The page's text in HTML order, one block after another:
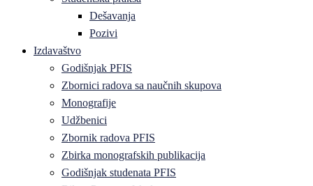
Dešavanja
Pozivi
Izdavaštvo
Godišnjak PFIS
Zbornici radova sa naučnih skupova
Monografije
Udžbenici
Zbornik radova PFIS
Zbirka monografskih publikacija
Godišnjak studenata PFIS